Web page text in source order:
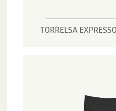
TORRELSA